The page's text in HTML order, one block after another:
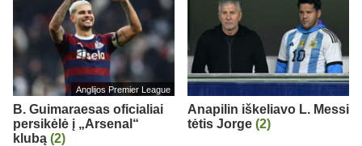
Anglijos Premier League
B. Guimaraesas oficialiai
persikėlė į „Arsenal“
klubą (2)
Anapilin iškeliavo L. Messi
tėtis Jorge (2)